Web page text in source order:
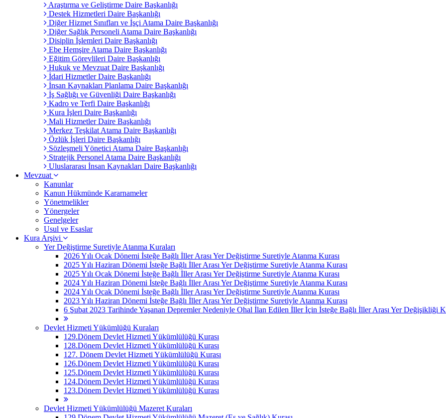
Araştırma ve Geliştirme Daire Başkanlığı
Destek Hizmetleri Daire Başkanlığı
Diğer Hizmet Sınıfları ve İşçi Atama Daire Başkanlığı
Diğer Sağlık Personeli Atama Daire Başkanlığı
Disiplin İşlemleri Daire Başkanlığı
Ebe Hemşire Atama Daire Başkanlığı
Eğitim Görevlileri Daire Başkanlığı
Hukuk ve Mevzuat Daire Başkanlığı
İdari Hizmetler Daire Başkanlığı
İnsan Kaynakları Planlama Daire Başkanlığı
İş Sağlığı ve Güvenliği Daire Başkanlığı
Kadro ve Terfi Daire Başkanlığı
Kura İşleri Daire Başkanlığı
Mali Hizmetler Daire Başkanlığı
Merkez Teşkilat Atama Daire Başkanlığı
Özlük İşleri Daire Başkanlığı
Sözleşmeli Yönetici Atama Daire Başkanlığı
Stratejik Personel Atama Daire Başkanlığı
Uluslararası İnsan Kaynakları Daire Başkanlığı
Mevzuat
Kanunlar
Kanun Hükmünde Kararnameler
Yönetmelikler
Yönergeler
Genelgeler
Usul ve Esaslar
Kura Arşivi
Yer Değiştirme Suretiyle Atanma Kuraları
2026 Yılı Ocak Dönemi İsteğe Bağlı İller Arası Yer Değiştirme Suretiyle Atanma Kurası
2025 Yılı Haziran Dönemi İsteğe Bağlı İller Arası Yer Değiştirme Suretiyle Atanma Kurası
2025 Yılı Ocak Dönemi İsteğe Bağlı İller Arası Yer Değiştirme Suretiyle Atanma Kurası
2024 Yılı Haziran Dönemi İsteğe Bağlı İller Arası Yer Değiştirme Suretiyle Atanma Kurası
2024 Yılı Ocak Dönemi İsteğe Bağlı İller Arası Yer Değiştirme Suretiyle Atanma Kurası
2023 Yılı Haziran Dönemi İsteğe Bağlı İller Arası Yer Değiştirme Suretiyle Atanma Kurası
6 Şubat 2023 Tarihinde Yaşanan Depremler Nedeniyle Ohal İlan Edilen İller İçin İsteğe Bağlı İller Arası Yer Değişikliği
Devlet Hizmeti Yükümlüğü Kuraları
129.Dönem Devlet Hizmeti Yükümlülüğü Kurası
128.Dönem Devlet Hizmeti Yükümlülüğü Kurası
127. Dönem Devlet Hizmeti Yükümlülüğü Kurası
126.Dönem Devlet Hizmeti Yükümlülüğü Kurası
125.Dönem Devlet Hizmeti Yükümlülüğü Kurası
124.Dönem Devlet Hizmeti Yükümlülüğü Kurası
123.Dönem Devlet Hizmeti Yükümlülüğü Kurası
Devlet Hizmeti Yükümlülüğü Mazeret Kuraları